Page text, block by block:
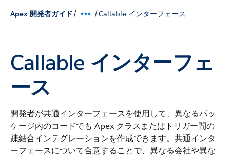
Apex 開発者ガイド/ /Callable インターフェース
Callable インターフェ
ース
開発者が共通インターフェースを使用して、異なるパッ
ケージ内のコードでも Apex クラスまたはトリガー間の
疎結合インテグレーションを作成できます。共通インタ
ーフェースについて合意することで、異なる会社や異な